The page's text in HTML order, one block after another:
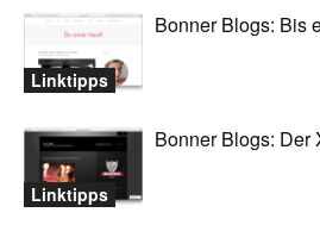
Linktipps
Bonner Blogs: Bis
Linktipps
Bonner Blogs: Der